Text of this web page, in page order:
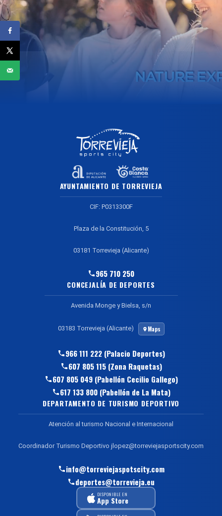
AYUNTAMIENTO DE TORREVIEJA
CIF: P0313300F
Plaza de la Constitución, 5
03181 Torrevieja (Alicante)
965 710 250
CONCEJALÍA DE DEPORTES
Avenida Monge y Bielsa, s/n
03183 Torrevieja (Alicante) Maps
966 111 222 (Palacio Deportes)
607 805 115 (Zona Raquetas)
607 805 049 (Pabellón Cecilio Gallego)
617 133 800 (Pabellón de La Mata)
DEPARTAMENTO DE TURISMO DEPORTIVO
Atención al turismo Nacional e Internacional
Coordinador Turismo Deportivo jlopez@torreviejasportscity.com
info@torreviejaspotscity.com
deportes@torrevieja.eu
DISPONIBLE EN
App Store